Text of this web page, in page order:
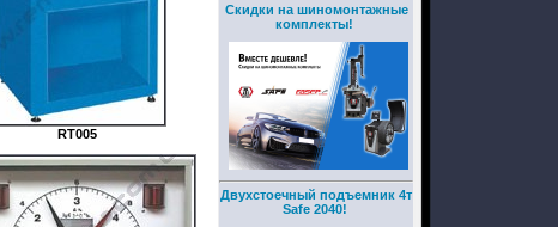
RT005
Скидки на шиномонтажные
комплекты!
Двухстоечный подъемник 4т
Safe 2040!